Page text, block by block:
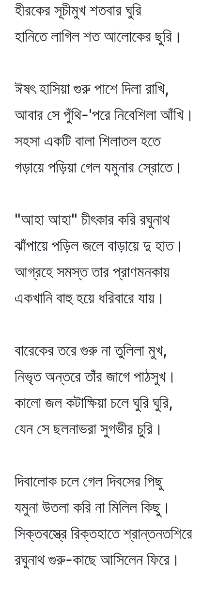
হীরকের সূচীমুখ শতবার ঘুরি
হানিতে লাগিল শত আলোকের ছুরি।
ঈষৎ হাসিয়া গুরু পাশে দিলা রাখি,
আবার সে পুঁথি-'পরে নিবেশিলা আঁখি।
সহসা একটি বালা শিলাতল হতে
গড়ায়ে পড়িয়া গেল যমুনার স্রোতে।
"আহা আহা" চীৎকার করি রঘুনাথ
ঝাঁপায়ে পড়িল জলে বাড়ায়ে দু হাত।
আগ্রহে সমস্ত তার প্রাণমনকায়
একখানি বাহু হয়ে ধরিবারে যায়।
বারেকের তরে গুরু না তুলিলা মুখ,
নিভৃত অন্তরে তাঁর জাগে পাঠসুখ।
কালো জল কটাক্ষিয়া চলে ঘুরি ঘুরি,
যেন সে ছলনাভরা সুগভীর চুরি।
দিবালোক চলে গেল দিবসের পিছু
যমুনা উতলা করি না মিলিল কিছু।
সিক্তবস্ত্রে রিক্তহাতে শ্রান্তনতশিরে
রঘুনাথ গুরু-কাছে আসিলেন ফিরে।